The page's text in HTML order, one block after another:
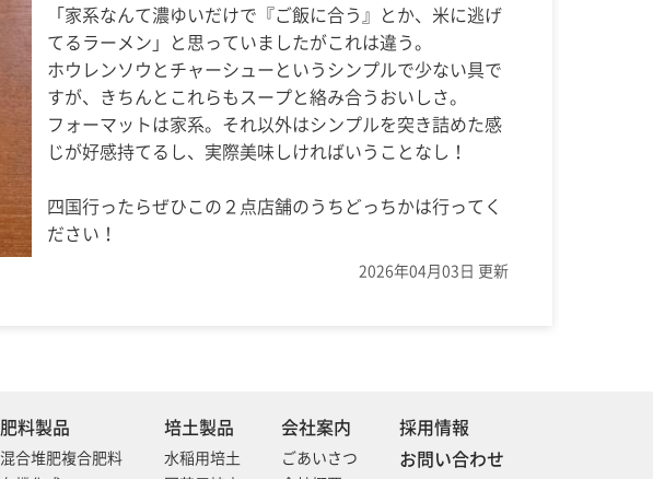
「家系なんて濃ゆいだけで『ご飯に合う』とか、米に逃げ
てるラーメン」と思っていましたがこれは違う。
ホウレンソウとチャーシューというシンプルで少ない具で
すが、きちんとこれらもスープと絡み合うおいしさ。
フォーマットは家系。それ以外はシンプルを突き詰めた感
じが好感持てるし、実際美味しければいうことなし！
四国行ったらぜひこの２点店舗のうちどっちかは行ってく
ださい！
2026年04月03日 更新
肥料製品
混合堆肥複合肥料
培土製品
水稲用培土
会社案内
ごあいさつ
採用情報
お問い合わせ